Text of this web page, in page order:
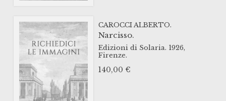
CAROCCI ALBERTO.
Narcisso.
Edizioni di Solaria. 1926,
Firenze.
140,00 €